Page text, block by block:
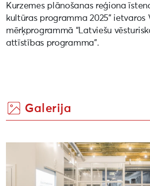
Kurzemes plānošanas reģiona
kultūras programma 2025” ietvaros
mērķprogrammā “Latviešu
attīstības programma”.
Galerija